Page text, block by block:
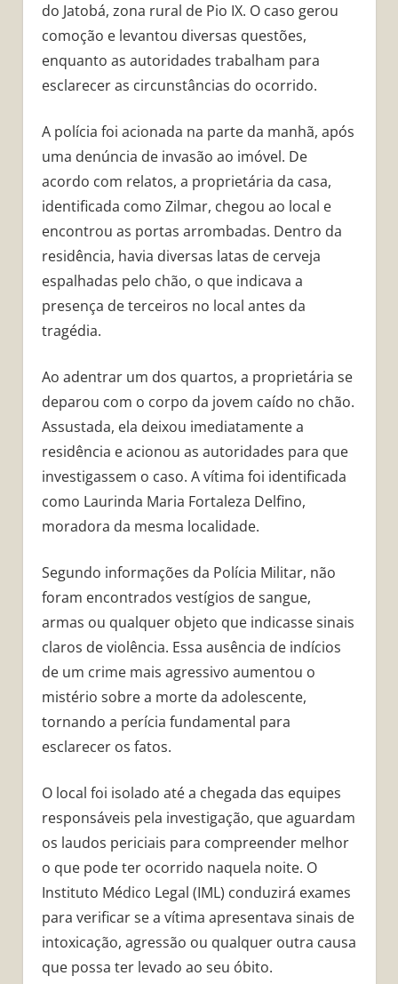
do Jatobá, zona rural de Pio IX. O caso gerou
comoção e levantou diversas questões,
enquanto as autoridades trabalham para
esclarecer as circunstâncias do ocorrido.
A polícia foi acionada na parte da manhã, após
uma denúncia de invasão ao imóvel. De
acordo com relatos, a proprietária da casa,
identificada como Zilmar, chegou ao local e
encontrou as portas arrombadas. Dentro da
residência, havia diversas latas de cerveja
espalhadas pelo chão, o que indicava a
presença de terceiros no local antes da
tragédia.
Ao adentrar um dos quartos, a proprietária se
deparou com o corpo da jovem caído no chão.
Assustada, ela deixou imediatamente a
residência e acionou as autoridades para que
investigassem o caso. A vítima foi identificada
como Laurinda Maria Fortaleza Delfino,
moradora da mesma localidade.
Segundo informações da Polícia Militar, não
foram encontrados vestígios de sangue,
armas ou qualquer objeto que indicasse sinais
claros de violência. Essa ausência de indícios
de um crime mais agressivo aumentou o
mistério sobre a morte da adolescente,
tornando a perícia fundamental para
esclarecer os fatos.
O local foi isolado até a chegada das equipes
responsáveis pela investigação, que aguardam
os laudos periciais para compreender melhor
o que pode ter ocorrido naquela noite. O
Instituto Médico Legal (IML) conduzirá exames
para verificar se a vítima apresentava sinais de
intoxicação, agressão ou qualquer outra causa
que possa ter levado ao seu óbito.